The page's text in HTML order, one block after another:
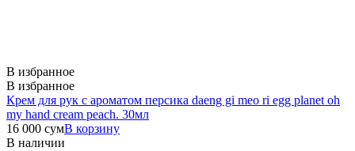
В избранное
В избранное
Крем для рук с ароматом персика daeng gi meo ri egg planet oh
my hand cream peach. 30мл
16 000 сумВ корзину
В наличии